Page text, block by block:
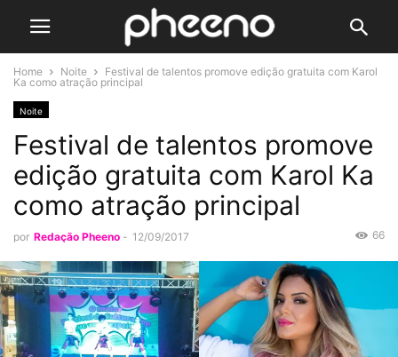
Home Noite
Festival de talentos promove edição gratuita com Karol
Ka como atração principal
Noite
Festival de talentos promove
edição gratuita com Karol Ka
como atração principal
por Redação Pheeno - 12/09/2017 66